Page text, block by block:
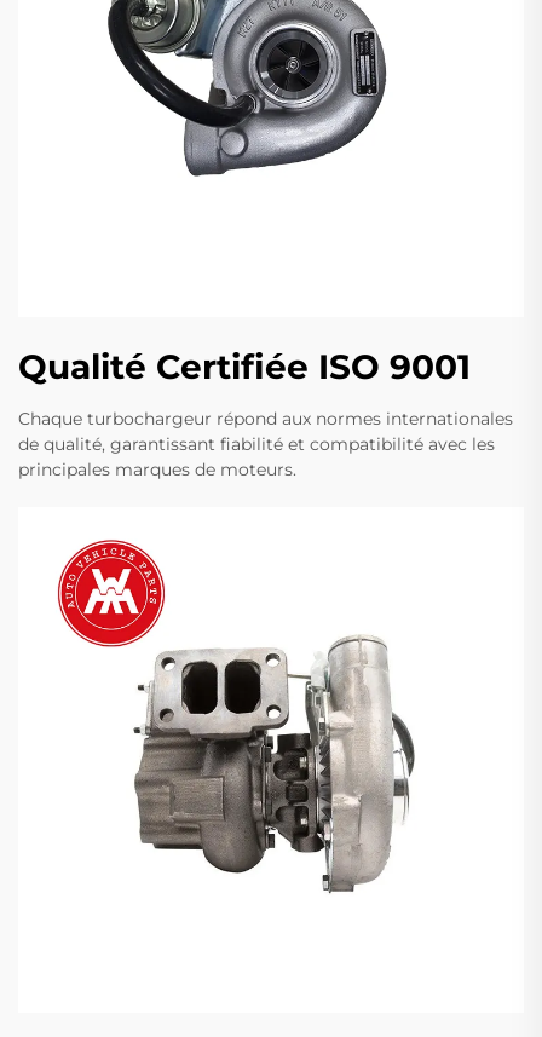
Qualité Certifiée ISO 9001
Chaque turbochargeur répond aux normes internationales
de qualité, garantissant fiabilité et compatibilité avec les
principales marques de moteurs.